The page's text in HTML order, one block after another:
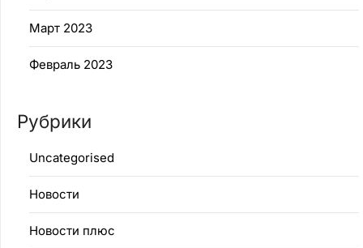
Март 2023
Февраль 2023
Рубрики
Uncategorised
Новости
Новости плюс